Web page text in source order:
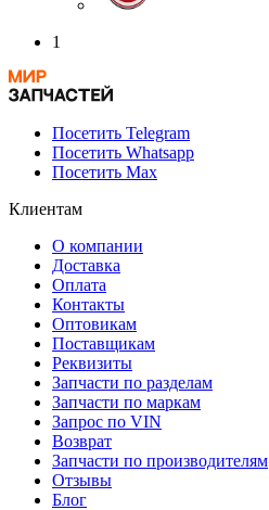
1
Посетить Telegram
Посетить Whatsapp
Посетить Max
Клиентам
О компании
Доставка
Оплата
Контакты
Оптовикам
Поставщикам
Реквизиты
Запчасти по разделам
Запчасти по маркам
Запрос по VIN
Возврат
Запчасти по производителям
Отзывы
Блог